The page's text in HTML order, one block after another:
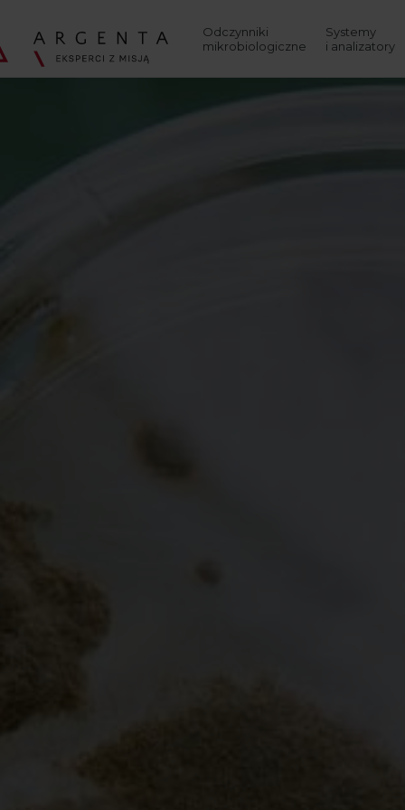
Odczynniki
mikrobiologiczne
Systemy
i analizatory
Wyszukaj